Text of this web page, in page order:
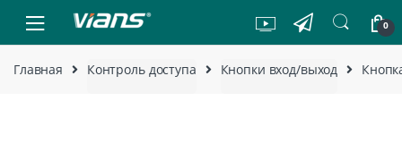
Skip to navigation
Skip to content
0
Главная Контроль доступа Кнопки вход/выход